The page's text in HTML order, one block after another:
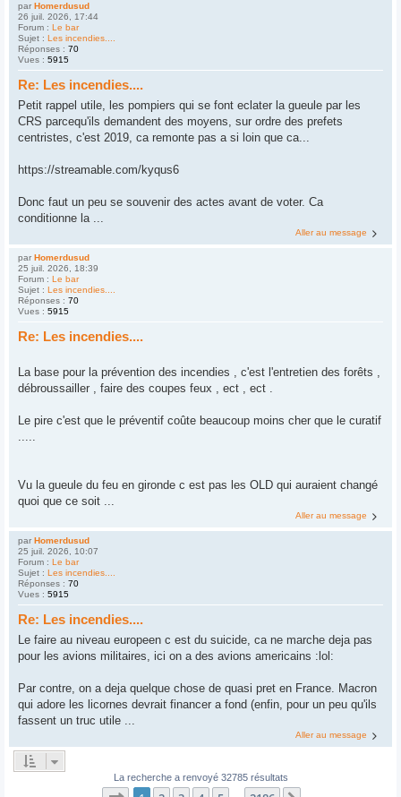
par Homerdusud
26 juil. 2026, 17:44
Forum : Le bar
Sujet : Les incendies....
Réponses : 70
Vues : 5915
Re: Les incendies....
Petit rappel utile, les pompiers qui se font eclater la gueule par les
CRS parcequ'ils demandent des moyens, sur ordre des prefets
centristes, c'est 2019, ca remonte pas a si loin que ca...
https://streamable.com/kyqus6
Donc faut un peu se souvenir des actes avant de voter. Ca
conditionne la ...
Aller au message
par Homerdusud
25 juil. 2026, 18:39
Forum : Le bar
Sujet : Les incendies....
Réponses : 70
Vues : 5915
Re: Les incendies....
La base pour la prévention des incendies , c'est l'entretien des forêts ,
débroussailler , faire des coupes feux , ect , ect .
Le pire c'est que le préventif coûte beaucoup moins cher que le curatif
.....
Vu la gueule du feu en gironde c est pas les OLD qui auraient changé
quoi que ce soit ...
Aller au message
par Homerdusud
25 juil. 2026, 10:07
Forum : Le bar
Sujet : Les incendies....
Réponses : 70
Vues : 5915
Re: Les incendies....
Le faire au niveau europeen c est du suicide, ca ne marche deja pas
pour les avions militaires, ici on a des avions americains :lol:
Par contre, on a deja quelque chose de quasi pret en France. Macron
qui adore les licornes devrait financer a fond (enfin, pour un peu qu'ils
fassent un truc utile ...
Aller au message
La recherche a renvoyé 32785 résultats